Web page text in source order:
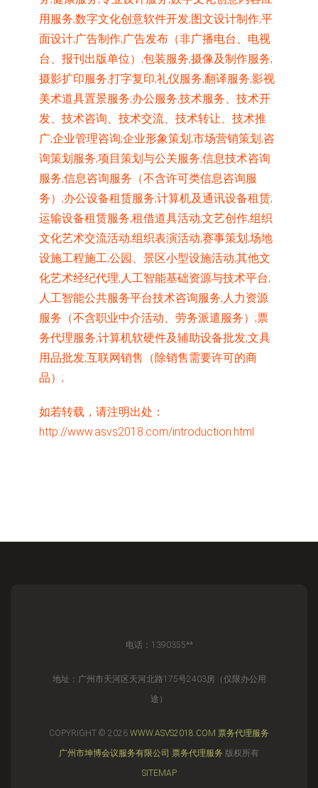
用服务;数字文化创意软件开发;图文设计制作;平
面设计;广告制作;广告发布（非广播电台、电视
台、报刊出版单位）;包装服务;摄像及制作服务;
摄影扩印服务;打字复印;礼仪服务;翻译服务;影视
美术道具置景服务;办公服务;技术服务、技术开
发、技术咨询、技术交流、技术转让、技术推
广;企业管理咨询;企业形象策划;市场营销策划;咨
询策划服务;项目策划与公关服务;信息技术咨询
服务;信息咨询服务（不含许可类信息咨询服
务）;办公设备租赁服务;计算机及通讯设备租赁;
运输设备租赁服务;租借道具活动;文艺创作;组织
文化艺术交流活动;组织表演活动;赛事策划;场地
设施工程施工;公园、景区小型设施活动;其他文
化艺术经纪代理;人工智能基础资源与技术平台;
人工智能公共服务平台技术咨询服务;人力资源
服务（不含职业中介活动、劳务派遣服务）;票
务代理服务;计算机软硬件及辅助设备批发;文具
用品批发;互联网销售（除销售需要许可的商
品）;
如若转载，请注明出处：
http://www.asvs2018.com/introduction.html
电话：1390355**
地址：广州市天河区天河北路175号2403房（仅限办公用
途）
COPYRIGHT © 2026 WWW.ASVS2018.COM 票务代理服务
广州市坤博会议服务有限公司 票务代理服务 版权所有
SITEMAP